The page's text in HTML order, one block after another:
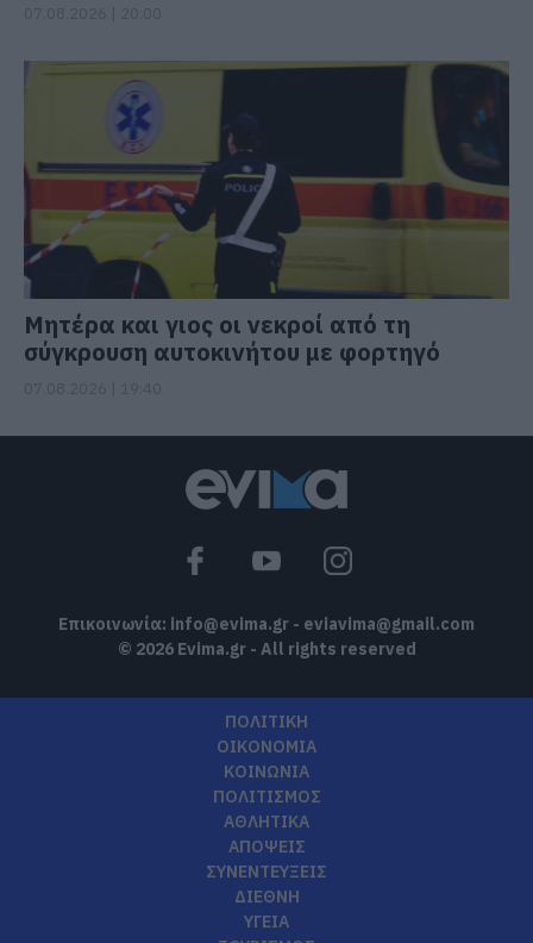
Μητέρα και γιος οι νεκροί από τη
σύγκρουση αυτοκινήτου με φορτηγό
Επικοινωνία: info@evima.gr - eviavima@gmail.com
© 2026 Evima.gr - All rights reserved
ΠΟΛΙΤΙΚΗ
ΟΙΚΟΝΟΜΙΑ
ΚΟΙΝΩΝΙΑ
ΠΟΛΙΤΙΣΜΟΣ
ΑΘΛΗΤΙΚΑ
ΑΠΟΨΕΙΣ
ΣΥΝΕΝΤΕΥΞΕΙΣ
ΔΙΕΘΝΗ
ΥΓΕΙΑ